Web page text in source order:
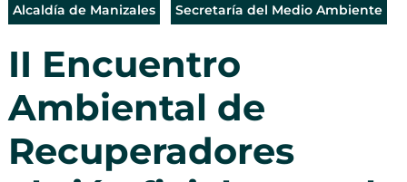
Alcaldía de Manizales Secretaría del Medio Ambiente
II Encuentro
Ambiental de
Recuperadores